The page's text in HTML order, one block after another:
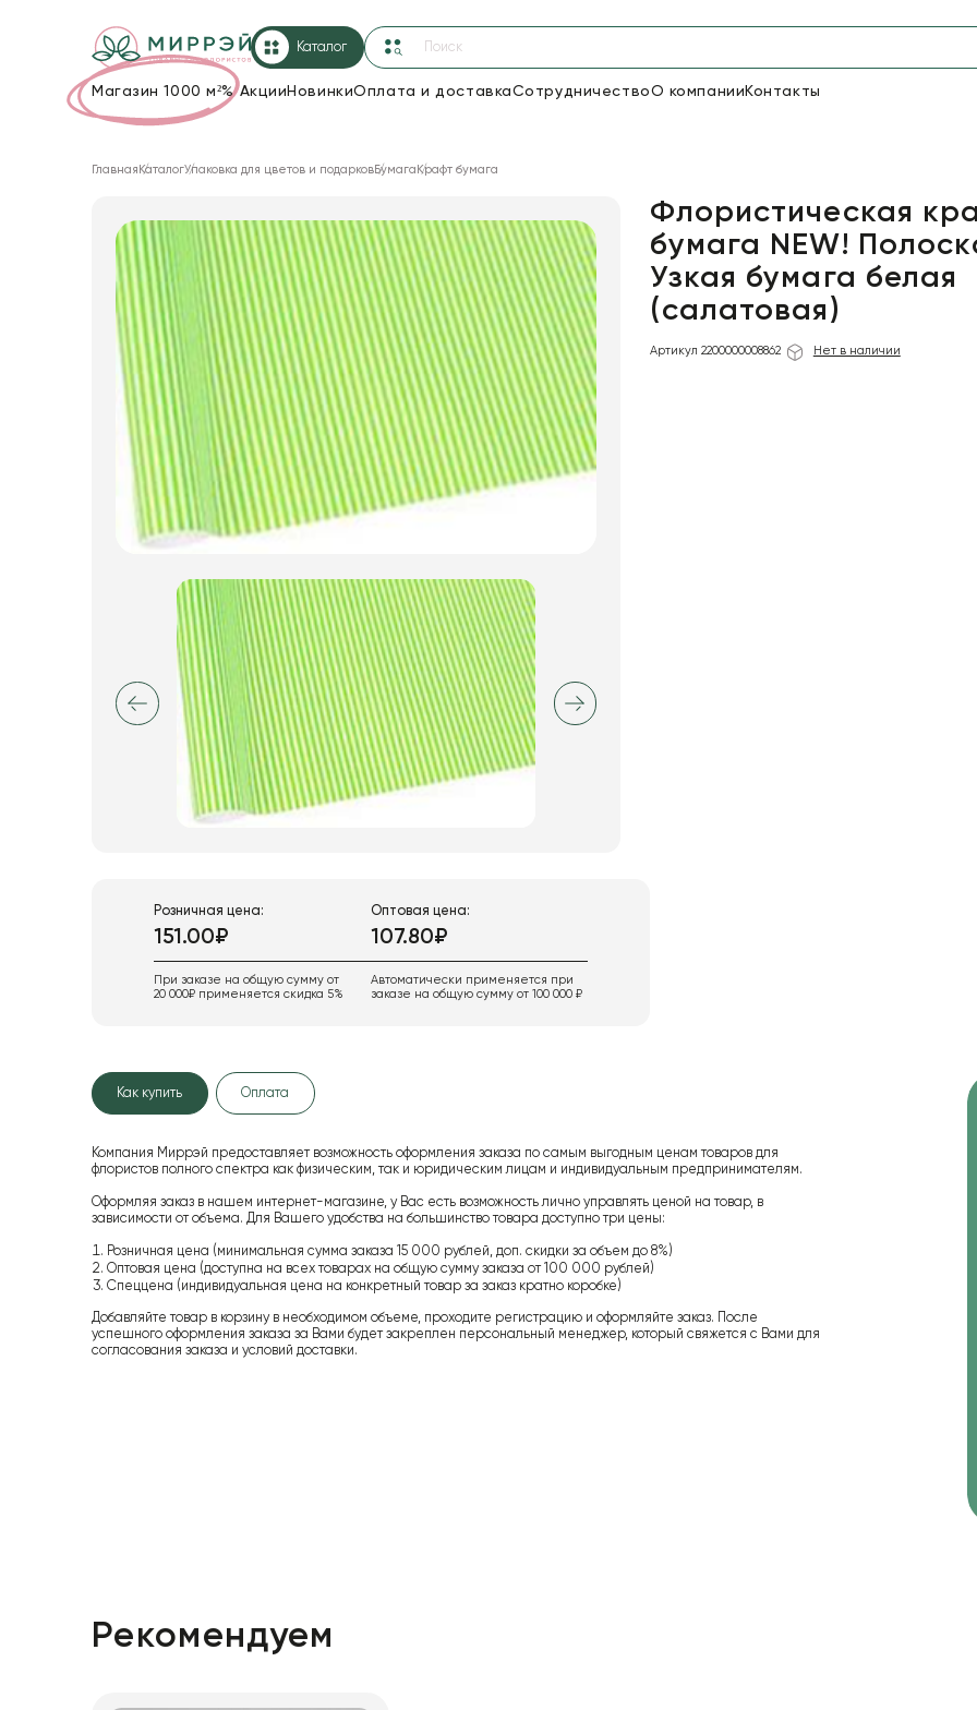
Каталог
Магазин 1000 м²%Акции НовинкиОплата и доставкаСотрудничествоО компании Контакты
прозрачная
18
Сетка6
Корзины и плетеные изделия
Коробки для цветов
Декор для дома
Лента
Товары для флористов
Пакеты для цветов и подарков
Искусственные цветы и растения
Декоративные вазы, кашпо
Игрушки мягкие
Изделия из металла
Главная КаталогУпаковка для цветов и подарковБумага Крафт бумага
Флористическая
бумага NEW!
Узкая бумага белая
(салатовая)
Артикул 2200000008862 Нет в наличии
Розничная цена:
151.00₽
При заказе на общую сумму от
20 000₽ применяется скидка 5%
Оптовая цена:
107.80₽
Автоматически применяется при
заказе на общую сумму от 100 000 ₽
Как купить Оплата
Компания Миррэй предоставляет возможность оформления заказа по самым выгодным ценам товаров для
флористов полного спектра как физическим, так и юридическим лицам и индивидуальным предпринимателям.
Оформляя заказ в нашем интернет-магазине, у Вас есть возможность лично управлять ценой на товар, в
зависимости от объема. Для Вашего удобства на большинство товара доступно три цены:
Розничная цена (минимальная сумма заказа 15 000 рублей, доп. скидки за объем до 8%)
Оптовая цена (доступна на всех товарах на общую сумму заказа от 100 000 рублей)
Спеццена (индивидуальная цена на конкретный товар за заказ кратно коробке)
Добавляйте товар в корзину в необходимом объеме, проходите регистрацию и оформляйте заказ. После
успешного оформления заказа за Вами будет закреплен персональный менеджер, который свяжется с Вами для
согласования заказа и условий доставки.
Рекомендуем